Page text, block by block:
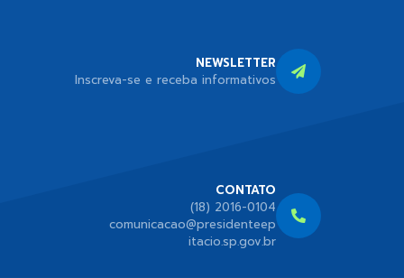
CONTATO
(18) 2016-0104
comunicacao@presidenteep
itacio.sp.gov.br
NEWSLETTER
Inscreva-se e receba informativos